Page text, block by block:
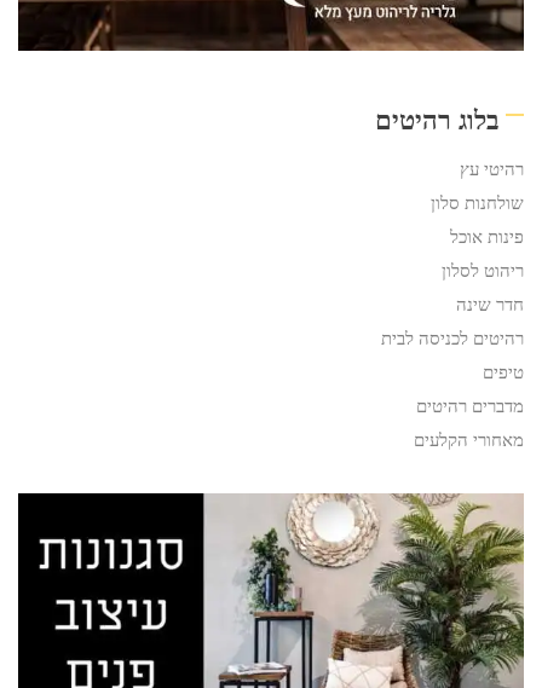
בלוג רהיטים
רהיטי עץ
שולחנות סלון
פינות אוכל
ריהוט לסלון
חדר שינה
רהיטים לכניסה לבית
טיפים
מדברים רהיטים
מאחורי הקלעים